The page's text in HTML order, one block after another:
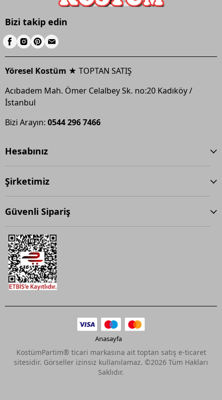
Bizi takip edin
Yöresel Kostüm ★ TOPTAN SATIŞ
Acıbadem Mah. Ömer Celalbey Sk. no:20 Kadıköy /
İstanbul
Bizi Arayın: 0544 296 7466
Hesabınız
Şirketimiz
Güvenli Sipariş
Anasayfa
KostümPartim® ticari markasına ait toptan satış e-ticaret
sitesidir. Görseller izinsiz kullanılamaz. ©2026 Tüm Hakları
Saklıdır.